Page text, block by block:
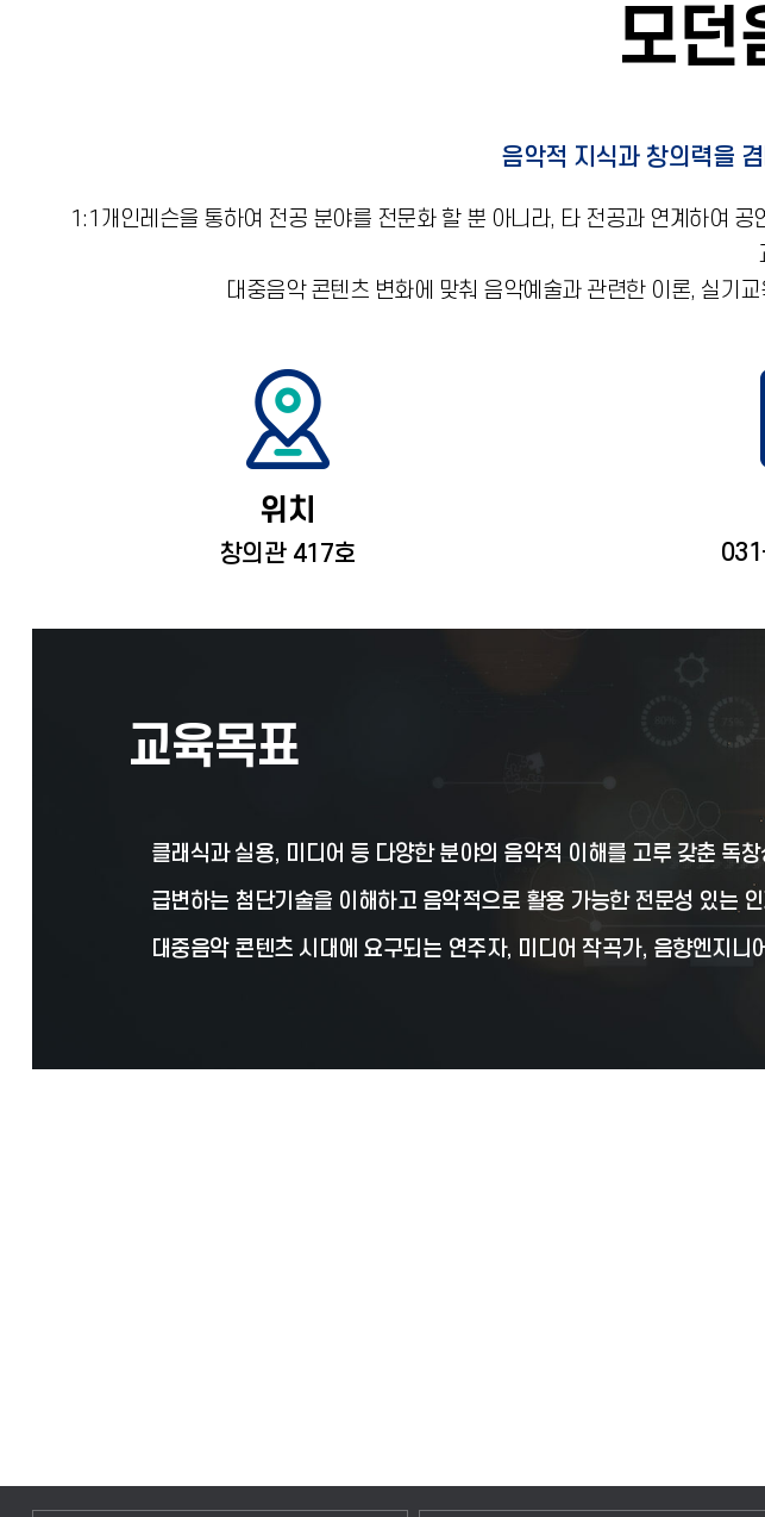
모던
음악적 지식과 창의력을
1:1개인레슨을 통하여 전공 분야를 전문화 할 뿐 아니라, 타 전공과 연계하여
대중음악 콘텐츠 변화에 맞춰 음악예술과 관련한 이론, 실기
위치
창의관 417호
교육목표
클래식과 실용, 미디어 등 다양한 분야의 음악적 이해를 고루 갖춘 독
급변하는 첨단기술을 이해하고 음악적으로 활용 가능한 전문성 있는
대중음악 콘텐츠 시대에 요구되는 연주자, 미디어 작곡가, 음향엔지니